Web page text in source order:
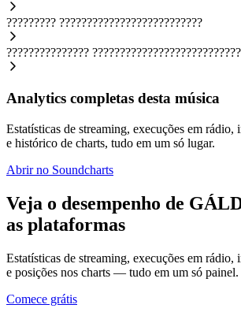
????????? ??????????????????????????
???????????????
Analytics completas desta música
Estatísticas de streaming, execuções em rádio,
e histórico de charts, tudo em um só lugar.
Abrir no Soundcharts
Veja o desempenho de
as plataformas
Estatísticas de streaming, execuções em rádio,
e posições nos charts — tudo em um só painel.
Comece grátis